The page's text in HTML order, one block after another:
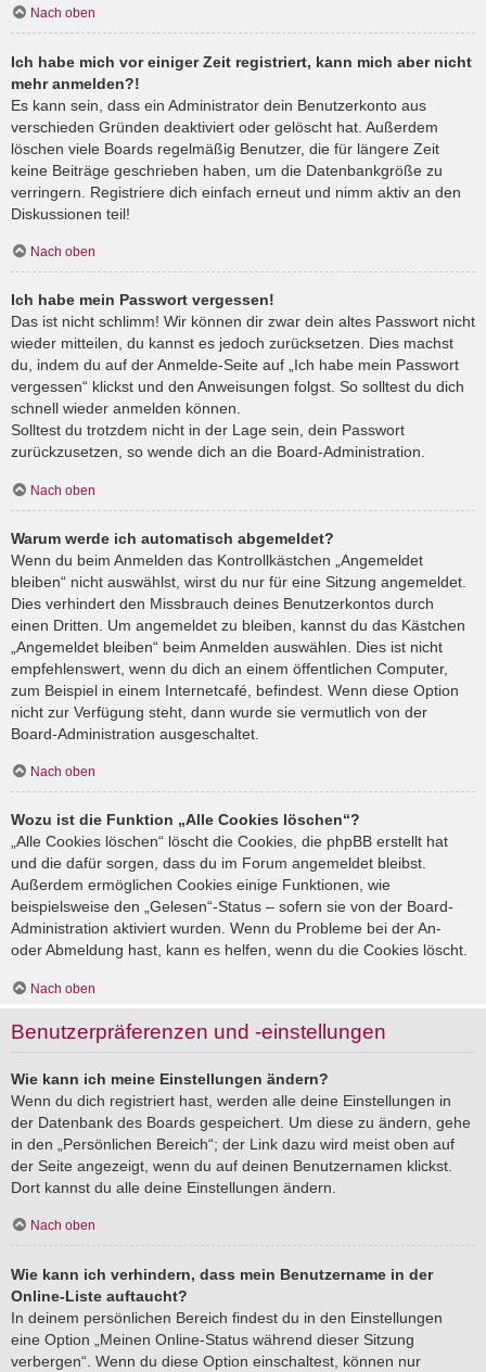
Nach oben
Ich habe mich vor einiger Zeit registriert, kann mich aber nicht
mehr anmelden?!
Es kann sein, dass ein Administrator dein Benutzerkonto aus
verschieden Gründen deaktiviert oder gelöscht hat. Außerdem
löschen viele Boards regelmäßig Benutzer, die für längere Zeit
keine Beiträge geschrieben haben, um die Datenbankgröße zu
verringern. Registriere dich einfach erneut und nimm aktiv an den
Diskussionen teil!
Nach oben
Ich habe mein Passwort vergessen!
Das ist nicht schlimm! Wir können dir zwar dein altes Passwort nicht
wieder mitteilen, du kannst es jedoch zurücksetzen. Dies machst
du, indem du auf der Anmelde-Seite auf „Ich habe mein Passwort
vergessen“ klickst und den Anweisungen folgst. So solltest du dich
schnell wieder anmelden können.
Solltest du trotzdem nicht in der Lage sein, dein Passwort
zurückzusetzen, so wende dich an die Board-Administration.
Nach oben
Warum werde ich automatisch abgemeldet?
Wenn du beim Anmelden das Kontrollkästchen „Angemeldet
bleiben“ nicht auswählst, wirst du nur für eine Sitzung angemeldet.
Dies verhindert den Missbrauch deines Benutzerkontos durch
einen Dritten. Um angemeldet zu bleiben, kannst du das Kästchen
„Angemeldet bleiben“ beim Anmelden auswählen. Dies ist nicht
empfehlenswert, wenn du dich an einem öffentlichen Computer,
zum Beispiel in einem Internetcafé, befindest. Wenn diese Option
nicht zur Verfügung steht, dann wurde sie vermutlich von der
Board-Administration ausgeschaltet.
Nach oben
Wozu ist die Funktion „Alle Cookies löschen“?
„Alle Cookies löschen“ löscht die Cookies, die phpBB erstellt hat
und die dafür sorgen, dass du im Forum angemeldet bleibst.
Außerdem ermöglichen Cookies einige Funktionen, wie
beispielsweise den „Gelesen“-Status – sofern sie von der Board-
Administration aktiviert wurden. Wenn du Probleme bei der An-
oder Abmeldung hast, kann es helfen, wenn du die Cookies löscht.
Nach oben
Benutzerpräferenzen und -einstellungen
Wie kann ich meine Einstellungen ändern?
Wenn du dich registriert hast, werden alle deine Einstellungen in
der Datenbank des Boards gespeichert. Um diese zu ändern, gehe
in den „Persönlichen Bereich“; der Link dazu wird meist oben auf
der Seite angezeigt, wenn du auf deinen Benutzernamen klickst.
Dort kannst du alle deine Einstellungen ändern.
Nach oben
Wie kann ich verhindern, dass mein Benutzername in der
Online-Liste auftaucht?
In deinem persönlichen Bereich findest du in den Einstellungen
eine Option „Meinen Online-Status während dieser Sitzung
verbergen“. Wenn du diese Option einschaltest, können nur